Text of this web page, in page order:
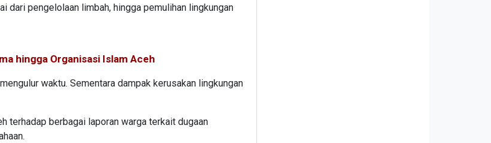
dari pengelolaan limbah, hingga pemulihan lingkungan
hingga Organisasi Islam Aceh
waktu. Sementara dampak kerusakan lingkungan
terhadap berbagai laporan warga terkait dugaan